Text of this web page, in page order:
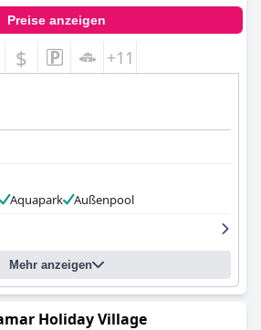
Preise anzeigen
$ +11
Aquapark
Außenpool
Mehr anzeigen
Holiday Village